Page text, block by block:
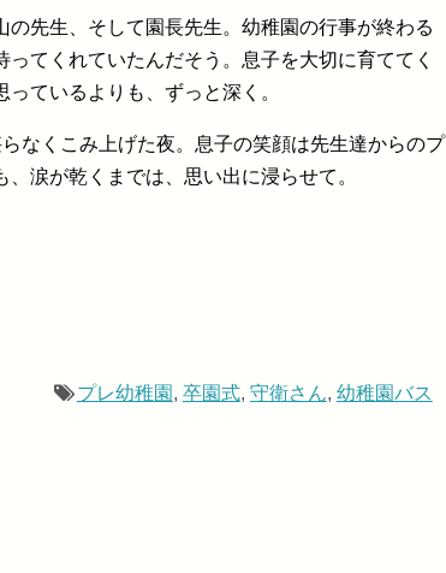
先生、そして園長先生。幼稚園の行事が終わる
てくれていたんだそう。息子を大切に育ててく
ているよりも、ずっと深く。
なくこみ上げた夜。息子の笑顔は先生達からのプ
涙が乾くまでは、思い出に浸らせて。
プレ幼稚園 , 卒園式, 守衛さん, 幼稚園バス